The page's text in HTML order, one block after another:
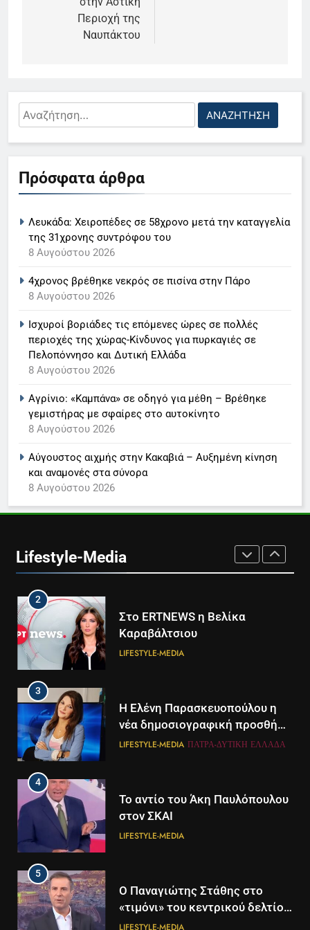
Περιοχή της
Ναυπάκτου
Αναζήτηση
για:
Πρόσφατα άρθρα
Λευκάδα: Χειροπέδες σε 58χρονο μετά την καταγγελία
της 31χρονης συντρόφου του
8 Αυγούστου 2026
4χρονος βρέθηκε νεκρός σε πισίνα στην Πάρο
8 Αυγούστου 2026
Ισχυροί βοριάδες τις επόμενες ώρες σε πολλές
περιοχές της χώρας-Κίνδυνος για πυρκαγιές σε
Πελοπόννησο και Δυτική Ελλάδα
8 Αυγούστου 2026
Αγρίνιο: «Καμπάνα» σε οδηγό για μέθη – Βρέθηκε
γεμιστήρας με σφαίρες στο αυτοκίνητο
8 Αυγούστου 2026
Αύγουστος αιχμής στην Κακαβιά – Αυξημένη κίνηση
και αναμονές στα σύνορα
8 Αυγούστου 2026
Lifestyle-Media
5
«τιμόνι» του κεντρικού δελτίου
ειδήσεων της ΕΡΤ
LIFESTYLE-MEDIA
6
LIFESTYLE-MEDIA
7
Τέλος από τον ΑΝΤ1 ο
Παναγιώτης Στάθης
8
Times μαζί σε μια νέα
συνδρομητική πρόταση
LIFESTYLE-MEDIA
1
LIFESTYLE-MEDIA
2
Στο ERTNEWS η Βελίκα
Καραβάλτσιου
LIFESTYLE-MEDIA
3
Η Ελένη Παρασκευοπούλου η
νέα δημοσιογραφική προσθήκη
του ΣΚΑΪ στην Πάτρα
LIFESTYLE-MEDIA ΠΆΤΡΑ-ΔΥΤΙΚΉ ΕΛΛΆΔΑ
4
Το αντίο του Άκη Παυλόπουλου
στον ΣΚΑΙ
LIFESTYLE-MEDIA
5
Ο Παναγιώτης Στάθης στο
«τιμόνι» του κεντρικού δελτίου
ειδήσεων της ΕΡΤ
LIFESTYLE-MEDIA
5
Διάστημα: Εντοπίστηκαν για
πρώτη φορά ενδείξεις για τον
άνεμο που εκπέμπει η μαύρη